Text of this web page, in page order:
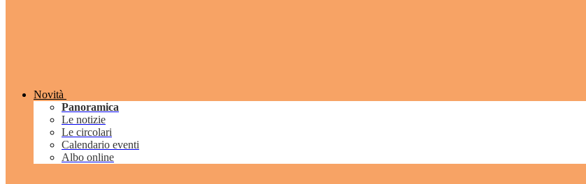
Novità
Panoramica
Le notizie
Le circolari
Calendario eventi
Albo online